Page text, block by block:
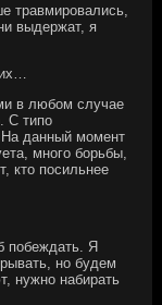
травмировались,
выдержат, я
в любом случае
С типо
На данный момент
много борьбы,
ктο посильнее
побеждать. Я
но будем
нужно набирать